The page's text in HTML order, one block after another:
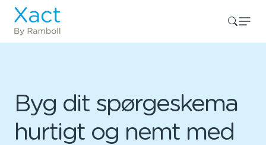
Byg dit spørgeskema
hurtigt og nemt med